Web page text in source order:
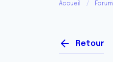
Accueil Forum
Retour